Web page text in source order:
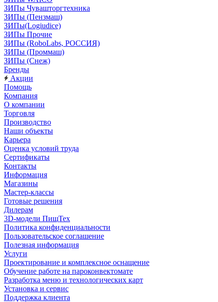
ЗИПы Чувашторгтехника
ЗИПы (Пензмаш)
ЗИПы(Logiudice)
ЗИПы Прочие
ЗИПы (RoboLabs, РОССИЯ)
ЗИПы (Проммаш)
ЗИПы (Снеж)
Бренды
Акции
Помощь
Компания
О компании
Торговля
Производство
Наши объекты
Карьера
Оценка условий труда
Сертификаты
Контакты
Информация
Магазины
Мастер-классы
Готовые решения
Дилерам
3D-модели ПищТех
Политика конфиденциальности
Пользовательское соглашение
Полезная информация
Услуги
Проектирование и комплексное оснащение
Обучение работе на пароконвектомате
Разработка меню и технологических карт
Установка и сервис
Поддержка клиента